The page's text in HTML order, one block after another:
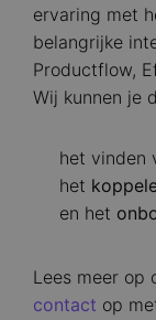
ervaring met
belangrijke
Productflow,
Wij kunnen je
het vinden
het
en het
Lees meer op
contact op